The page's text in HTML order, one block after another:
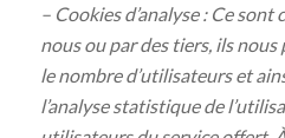
– Cookies d’analyse : Ce
nous ou par des tiers, ils
le nombre d’utilisateurs et
l’analyse statistique de